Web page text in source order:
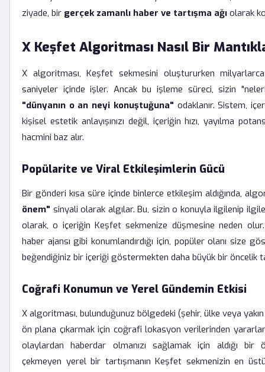
ziyade, bir gerçek zamanlı haber ve tartışma ağı olarak
X Keşfet Algoritması Nasıl Bir
X algoritması, Keşfet sekmesini oluştururken
saniyeler içinde işler. Ancak bu işleme süreci, sizin
"dünyanın o an neyi konuştuğuna" odaklanır. Sistem,
kişisel estetik anlayışınızı değil, içeriğin hızı, yayılma
hacmini baz alır.
Popülarite ve Viral Etkileşimlerin Gücü
Bir gönderi kısa süre içinde binlerce etkileşim aldığında,
önem" sinyali olarak algılar. Bu, sizin o konuyla ilgilenip
olarak, o içeriğin Keşfet sekmenize düşmesine neden
haber ajansı gibi konumlandırdığı için, popüler olanı size
beğendiğiniz bir içeriği göstermekten daha büyük bir öncelik
Coğrafi Konumun ve Yerel Gündemin Etkisi
X algoritması, bulunduğunuz bölgedeki (şehir, ülke veya
ön plana çıkarmak için coğrafi lokasyon verilerinden
olaylardan haberdar olmanızı sağlamak için aldığı bir
çekmeyen yerel bir tartışmanın Keşfet sekmenizin en